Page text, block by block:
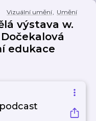
Vizuální umění, Umění
výstava w.
edukace